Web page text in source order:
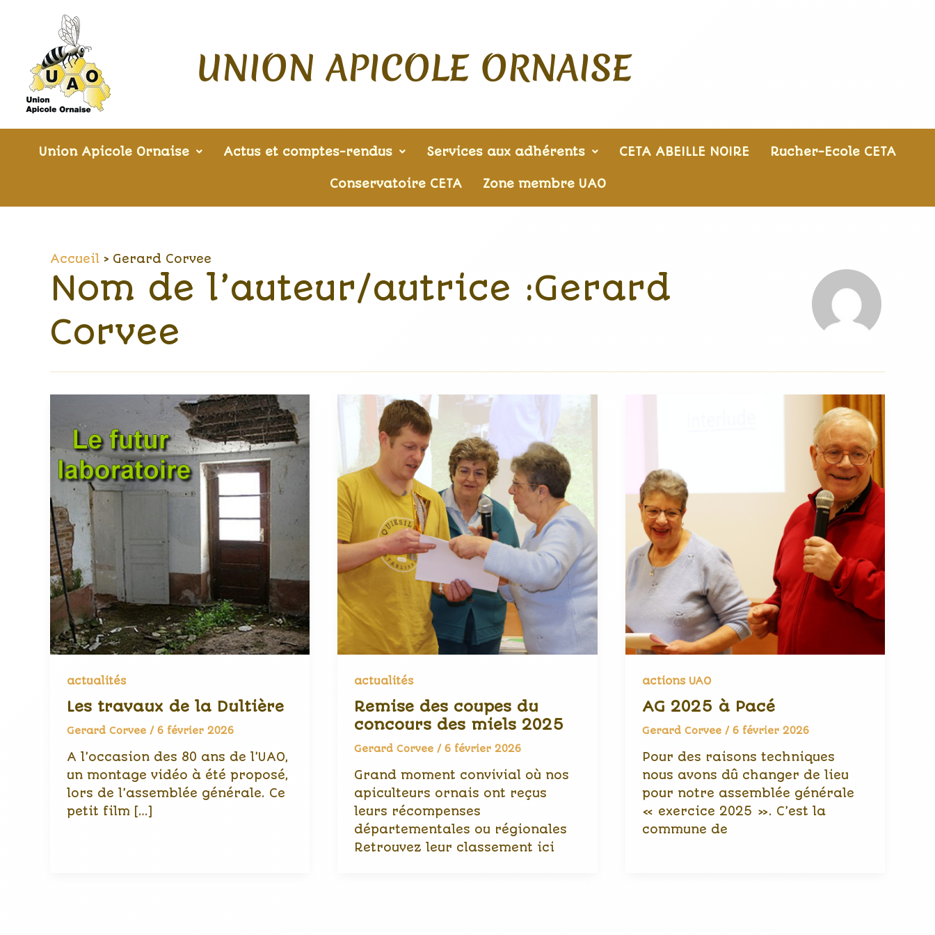
UNION APICOLE ORNAISE
Union Apicole Ornaise Actus et comptes-rendus Services aux adhérents CETA ABEILLE NOIRE Rucher-Ecole CETA
Conservatoire CETA Zone membre UAO
Accueil Gerard Corvee
Nom de l’auteur/autrice :Gerard
Corvee
actualités
Les travaux de la Dultière
Gerard Corvee / 6 février 2026
A l’occasion des 80 ans de l’UAO,
un montage vidéo à été proposé,
lors de l’assemblée générale. Ce
petit film […]
actualités
Remise des coupes du
concours des miels 2025
Gerard Corvee/6 février 2026
Grand moment convivial où nos
apiculteurs ornais ont reçus
leurs récompenses
départementales ou régionales
Retrouvez leur classement ici
actions UAO
AG 2025 à Pacé
Gerard Corvee / 6 février 2026
Pour des raisons techniques
nous avons dû changer de lieu
pour notre assemblée générale
« exercice 2025 ». C’est la
commune de